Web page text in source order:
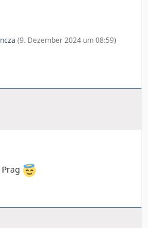
(9. Dezember 2024 um 08:59)